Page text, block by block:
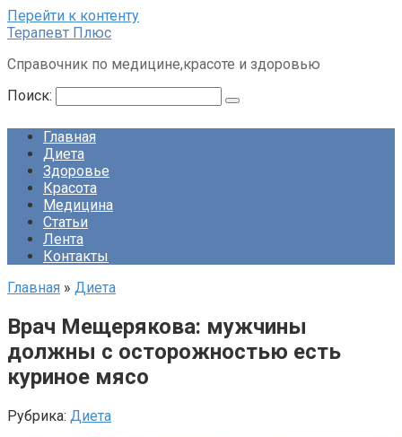
Перейти к контенту
Терапевт Плюс
Справочник по медицине,красоте и здоровью
Поиск:
Главная
Диета
Здоровье
Красота
Медицина
Статьи
Лента
Контакты
Главная » Диета
Врач Мещерякова: мужчины
должны с осторожностью есть
куриное мясо
Рубрика: Диета